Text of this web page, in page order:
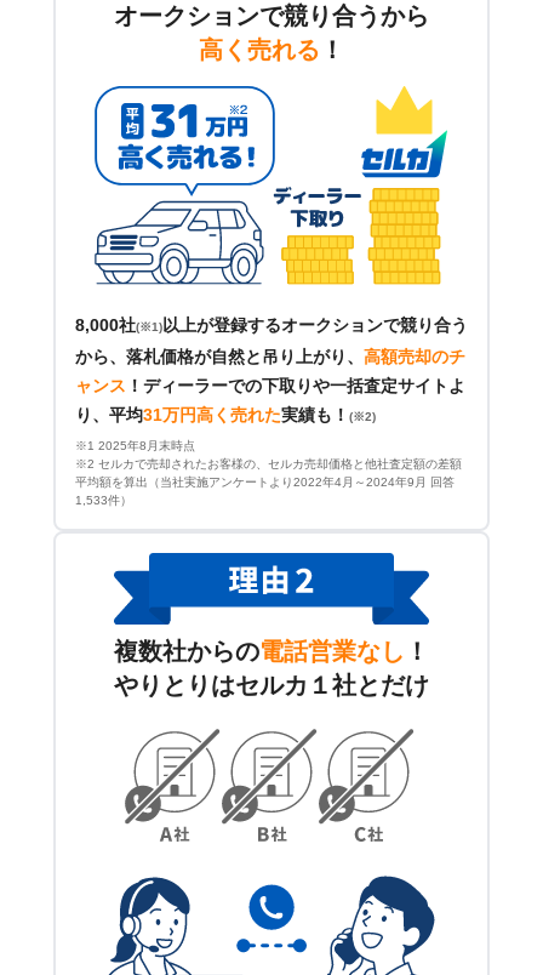
オークションで競り合うから
高く売れる ！
8,000社(※1) 以上が登録するオークションで競り合う
から、落札価格が自然と吊り上がり、 高額売却のチ
ャンス ！ ディーラーでの下取りや一括査定サイトよ
り、平均31万円高く売れた実績も！ (※2)
※1 2025年8月末時点
※2 セルカで売却されたお客様の、セルカ売却価格と他社査定額の差額
平均額を算出（当社実施アンケートより2022年4月～2024年9月 回答
1,533件）
複数社からの電話営業なし ！
やりとりはセルカ１社とだけ